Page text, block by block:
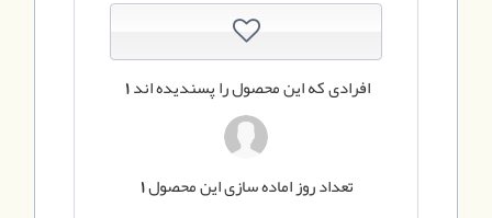
1 افرادی که این محصول را پسندیده اند
تعداد روز اماده سازی این محصول1